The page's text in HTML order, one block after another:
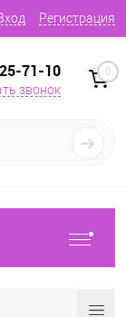
Регистрация
71-10
звонок
0